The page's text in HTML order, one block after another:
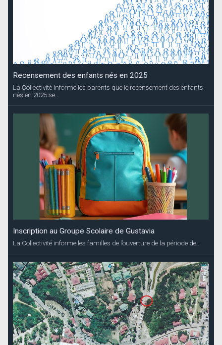
Recensement des enfants nés en 2025
La Collectivité informe les parents que le recensement des enfants
nés en 2025 se...
Inscription au Groupe Scolaire de Gustavia
La Collectivité informe les familles de l’ouverture de la période de...